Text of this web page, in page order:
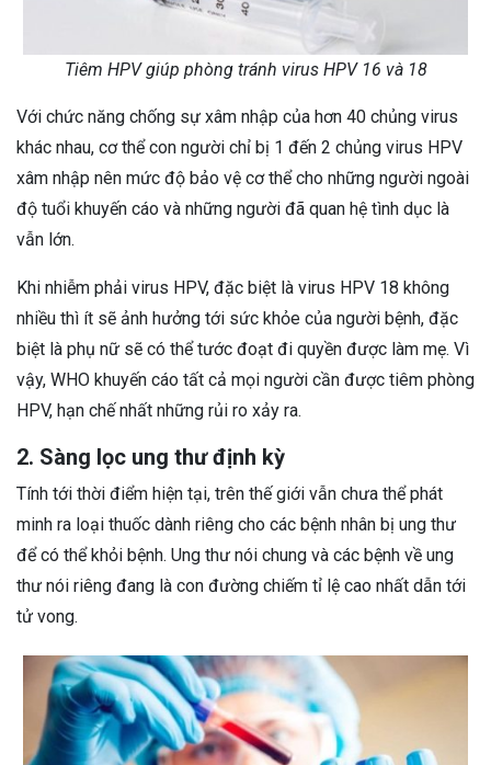
Tiêm HPV giúp phòng tránh virus HPV 16 và 18
Với chức năng chống sự xâm nhập của hơn 40 chủng virus
khác nhau, cơ thể con người chỉ bị 1 đến 2 chủng virus HPV
xâm nhập nên mức độ bảo vệ cơ thể cho những người ngoài
độ tuổi khuyến cáo và những người đã quan hệ tình dục là
vẫn lớn.
Khi nhiễm phải virus HPV, đặc biệt là virus HPV 18 không
nhiều thì ít sẽ ảnh hưởng tới sức khỏe của người bệnh, đặc
biệt là phụ nữ sẽ có thể tước đoạt đi quyền được làm mẹ. Vì
vậy, WHO khuyến cáo tất cả mọi người cần được tiêm phòng
HPV, hạn chế nhất những rủi ro xảy ra.
2. Sàng lọc ung thư định kỳ
Tính tới thời điểm hiện tại, trên thế giới vẫn chưa thể phát
minh ra loại thuốc dành riêng cho các bệnh nhân bị ung thư
để có thể khỏi bệnh. Ung thư nói chung và các bệnh về ung
thư nói riêng đang là con đường chiếm tỉ lệ cao nhất dẫn tới
tử vong.